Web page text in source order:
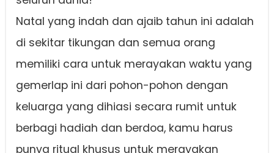
Natal yang indah dan ajaib tahun ini adalah
di sekitar tikungan dan semua orang
memiliki cara untuk merayakan waktu yang
gemerlap ini dari pohon-pohon dengan
keluarga yang dihiasi secara rumit untuk
berbagi hadiah dan berdoa, kamu harus
punya ritual khusus untuk merayakan